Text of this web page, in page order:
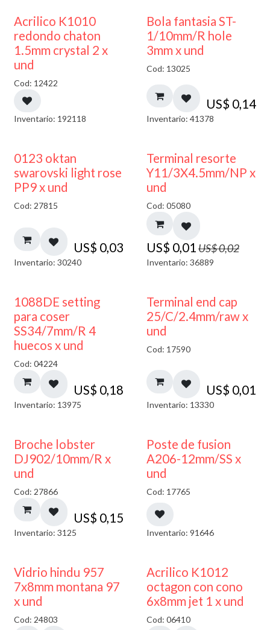
50% DESCUENTO
Acrilico K1010
redondo chaton
1.5mm crystal 2 x
und
Cod: 12422
Inventario: 192118
Bola fantasia ST-
1/10mm/R hole
3mm x und
Cod: 13025
US$ 0,14
Inventario: 41378
0123 oktan
swarovski light rose
PP9 x und
Cod: 27815
US$ 0,03
Inventario: 30240
50% DESCUENTO
Terminal resorte
Y11/3X4.5mm/NP x
und
Cod: 05080
US$ 0,01 US$0,02
Inventario: 36889
1088DE setting
para coser
SS34/7mm/R 4
huecos x und
Cod: 04224
US$ 0,18
Inventario: 13975
Terminal end cap
25/C/2.4mm/raw x
und
Cod: 17590
US$ 0,01
Inventario: 13330
Broche lobster
DJ902/10mm/R x
und
Cod: 27866
US$ 0,15
Inventario: 3125
Poste de fusion
A206-12mm/SS x
und
Cod: 17765
Inventario: 91646
40% DESCUENTO
Vidrio hindu 957
7x8mm montana 97
x und
Cod: 24803
Acrilico K1012
octagon con cono
6x8mm jet 1 x und
Cod: 06410